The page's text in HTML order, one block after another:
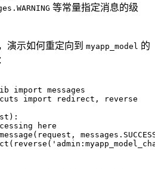
等常量指定消息的级
演示如何重定向到 myapp_model 的
import messages
import redirect, reverse
):
here